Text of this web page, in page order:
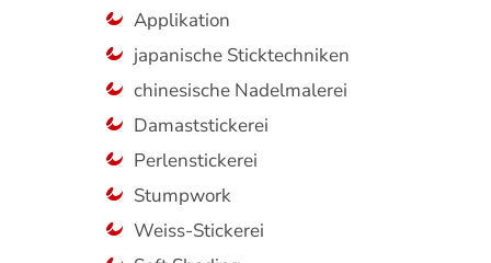
Applikation
japanische Sticktechniken
chinesische Nadelmalerei
Damaststickerei
Perlenstickerei
Stumpwork
Weiss-Stickerei